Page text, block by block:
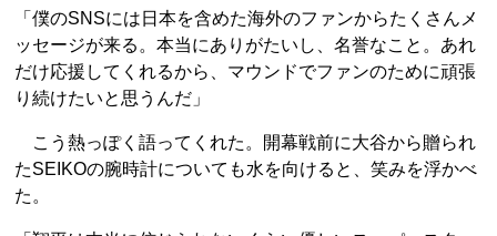
「僕のSNSには日本を含めた海外のファンからたくさんメ
ッセージが来る。本当にありがたいし、名誉なこと。あれ
だけ応援してくれるから、マウンドでファンのために頑張
り続けたいと思うんだ」
こう熱っぽく語ってくれた。開幕戦前に大谷から贈られ
たSEIKOの腕時計についても水を向けると、笑みを浮かべ
た。